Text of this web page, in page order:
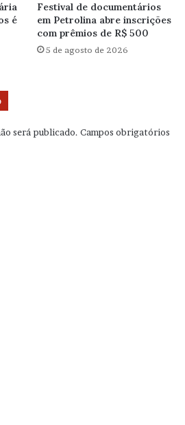
é
Festival de documentários
em Petrolina abre inscrições
com prêmios de R$ 500
5 de agosto de 2026
será publicado. Campos obrigatórios